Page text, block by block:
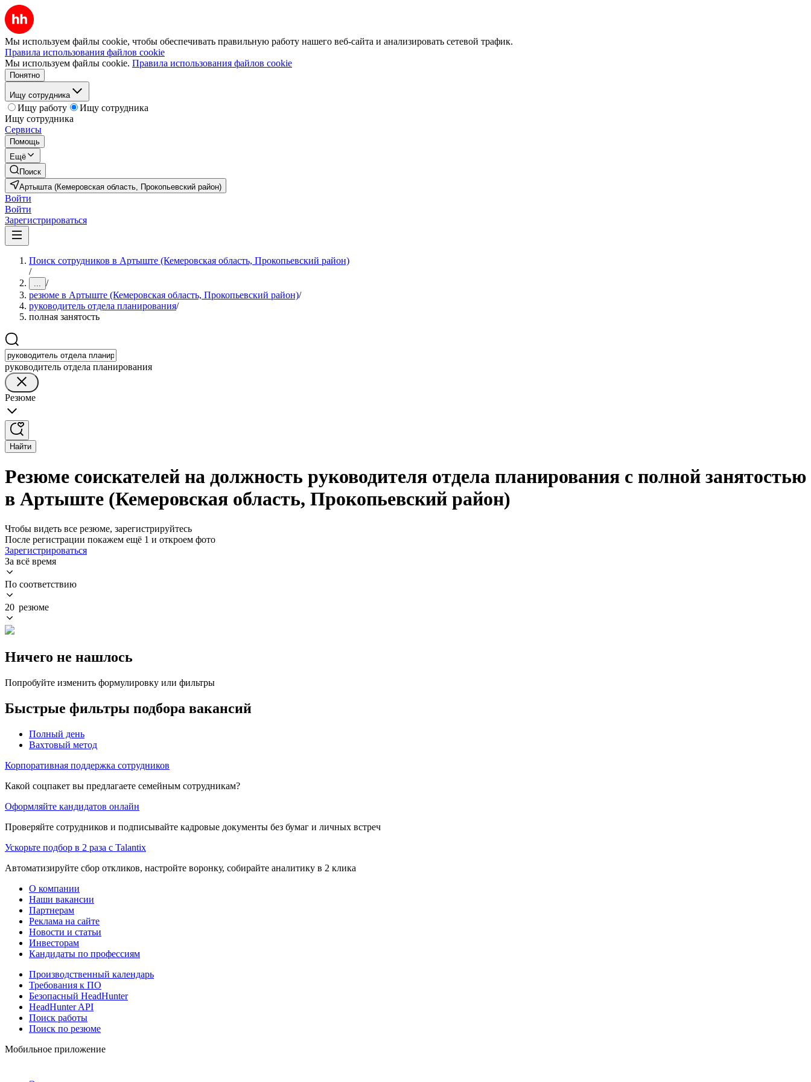
Мы используем файлы cookie, чтобы обеспечивать правильную работу нашего веб-сайта и анализировать сетевой трафик.
Правила использования файлов cookie
Мы используем файлы cookie. Правила использования файлов cookie
Понятно
Ищу сотрудника
Ищу работу
Ищу сотрудника
Ищу сотрудника
Сервисы
Помощь
Ещё
Поиск
Артышта (Кемеровская область, Прокопьевский район)
Войти
Войти
Зарегистрироваться
Поиск сотрудников в Артыште (Кемеровская область, Прокопьевский район)
/
... /
резюме в Артыште (Кемеровская область, Прокопьевский район)/
руководитель отдела планирования/
полная занятость
руководитель отдела планирования
Резюме
Найти
Резюме соискателей на должность руководителя отдела планирования с полной занятостью
в Артыште (Кемеровская область, Прокопьевский район)
Чтобы видеть все резюме, зарегистрируйтесь
После регистрации покажем ещё 1 и откроем фото
Зарегистрироваться
За всё время
По соответствию
20 резюме
Ничего не нашлось
Попробуйте изменить формулировку или фильтры
Быстрые фильтры подбора вакансий
Полный день
Вахтовый метод
Корпоративная поддержка сотрудников
Какой соцпакет вы предлагаете семейным сотрудникам?
Оформляйте кандидатов онлайн
Проверяйте сотрудников и подписывайте кадровые документы без бумаг и личных встреч
Ускорьте подбор в 2 раза с Talantix
Автоматизируйте сбор откликов, настройте воронку, собирайте аналитику в 2 клика
О компании
Наши вакансии
Партнерам
Реклама на сайте
Новости и статьи
Инвесторам
Кандидаты по профессиям
Производственный календарь
Требования к ПО
Безопасный HeadHunter
HeadHunter API
Поиск работы
Поиск по резюме
Мобильное приложение